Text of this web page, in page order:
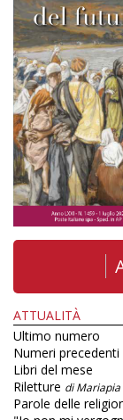
ATTUALITÀ
Ultimo numero
Numeri precedenti
Libri del mese
Riletture di Mariapia
Parole delle